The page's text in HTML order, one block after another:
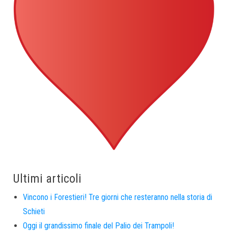
Ultimi articoli
Vincono i Forestieri! Tre giorni che resteranno nella storia di
Schieti
Oggi il grandissimo finale del Palio dei Trampoli!